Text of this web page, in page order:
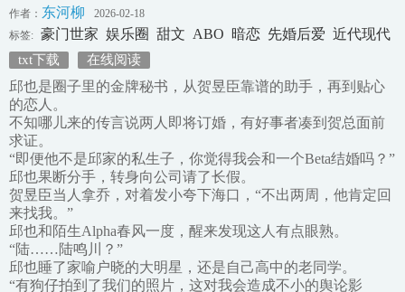
作者： 东河柳
2026-02-18
标签: 豪门世家 娱乐圈 甜文 ABO 暗恋 先婚后爱 近代现代
txt下载 在线阅读
邱也是圈子里的金牌秘书，从贺昱臣靠谱的助手，再到贴心
的恋人。
不知哪儿来的传言说两人即将订婚，有好事者凑到贺总面前
求证。
“即便他不是邱家的私生子，你觉得我会和一个Beta结婚吗？”
邱也果断分手，转身向公司请了长假。
贺昱臣当人拿乔，对着发小夸下海口，“不出两周，他肯定回
来找我。”
邱也和陌生Alpha春风一度，醒来发现这人有点眼熟。
“陆……陆鸣川？”
邱也睡了家喻户晓的大明星，还是自己高中的老同学。
“有狗仔拍到了我们的照片，这对我会造成不小的舆论影